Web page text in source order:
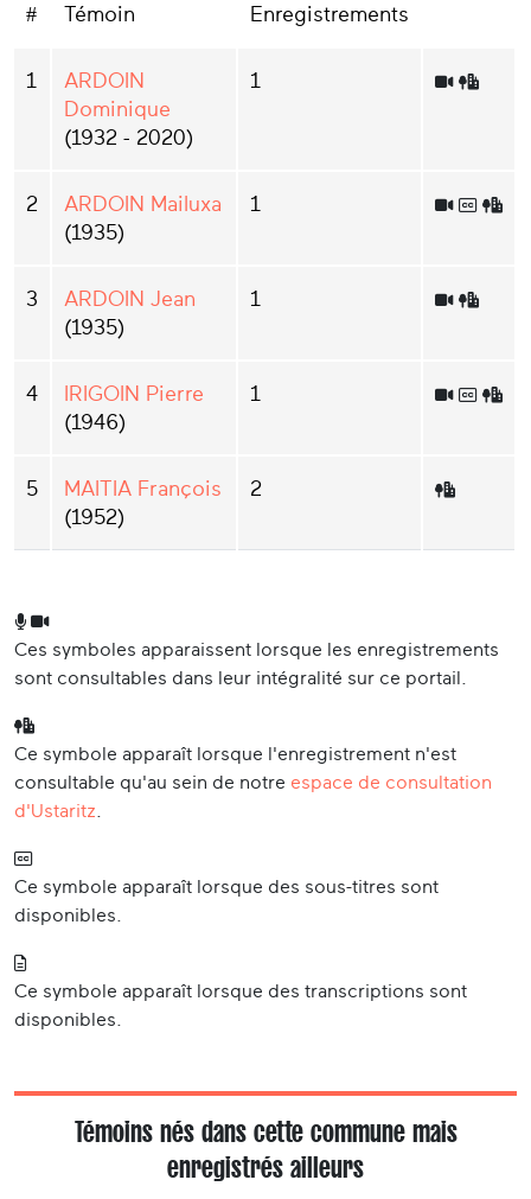
# Témoin Enregistrements
1
ARDOIN
Dominique
(1932 - 2020)
1
2
ARDOIN Mailuxa
(1935)
1
3
ARDOIN Jean
(1935)
1
4
IRIGOIN Pierre
(1946)
1
5
MAITIA François
(1952)
2
Ces symboles apparaissent lorsque les enregistrements
sont consultables dans leur intégralité sur ce portail.
Ce symbole apparaît lorsque l'enregistrement n'est
consultable qu'au sein de notre espace de consultation
d'Ustaritz
Ce symbole apparaît lorsque des sous-titres sont
disponibles.
Ce symbole apparaît lorsque des transcriptions sont
disponibles.
Témoins nés dans cette commune mais
enregistrés ailleurs